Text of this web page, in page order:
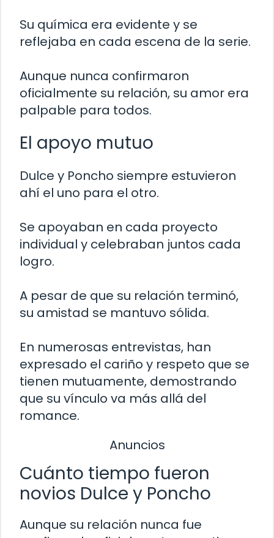
Su química era evidente y se
reflejaba en cada escena de la serie.
Aunque nunca confirmaron
oficialmente su relación, su amor era
palpable para todos.
El apoyo mutuo
Dulce y Poncho siempre estuvieron
ahí el uno para el otro.
Se apoyaban en cada proyecto
individual y celebraban juntos cada
logro.
A pesar de que su relación terminó,
su amistad se mantuvo sólida.
En numerosas entrevistas, han
expresado el cariño y respeto que se
tienen mutuamente, demostrando
que su vínculo va más allá del
romance.
Anuncios
Cuánto tiempo fueron
novios Dulce y Poncho
Aunque su relación nunca fue